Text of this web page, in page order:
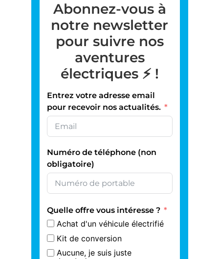
Abonnez-vous à
notre newsletter
pour suivre nos
aventures
électriques ⚡️ !
Entrez votre adresse email
pour recevoir nos actualités.
Numéro de téléphone (non
obligatoire)
Quelle offre vous intéresse ?
Achat d'un véhicule électrifié
Kit de conversion
Aucune, je suis juste